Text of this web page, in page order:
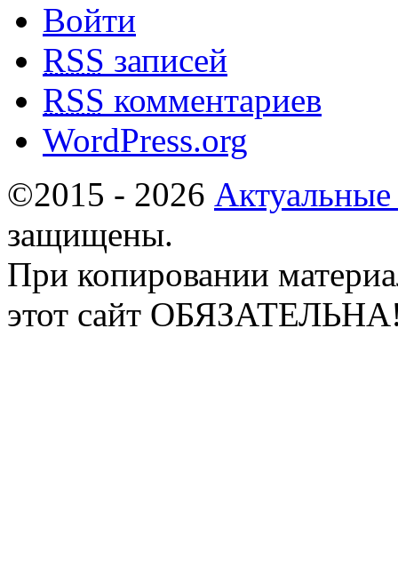
Войти
RSS записей
RSS комментариев
WordPress.org
©2015 - 2026
защищены.
При копировании
этот сайт